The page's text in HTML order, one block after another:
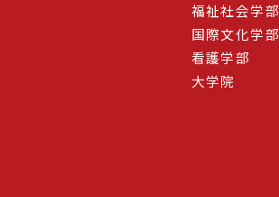
福祉社会学部
国際文化学部
看護学部
大学院